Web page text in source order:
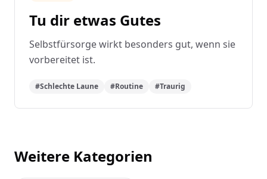
Tu dir etwas Gutes
Selbstfürsorge wirkt besonders gut, wenn sie
vorbereitet ist.
#Schlechte Laune #Routine #Traurig
Weitere Kategorien